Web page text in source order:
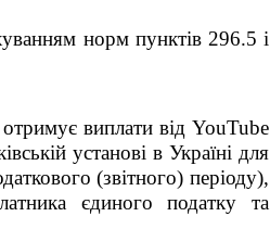
норм пунктів296.5 і
виплати від YouTube
установі в Україні для
(звітного) періоду),
єдиного податку та